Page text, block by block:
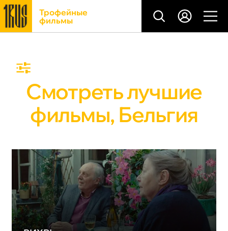
Трофейные
фильмы
Смотреть лучшие
фильмы, Бельгия